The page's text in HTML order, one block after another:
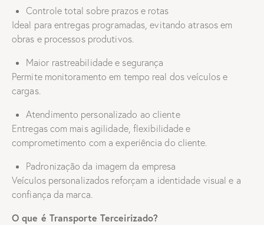
Controle total sobre prazos e rotas
Ideal para entregas programadas, evitando atrasos em
obras e processos produtivos.
Maior rastreabilidade e segurança
Permite monitoramento em tempo real dos veículos e
cargas.
Atendimento personalizado ao cliente
Entregas com mais agilidade, flexibilidade e
comprometimento com a experiência do cliente.
Padronização da imagem da empresa
Veículos personalizados reforçam a identidade visual e a
confiança da marca.
O que é Transporte Terceirizado?